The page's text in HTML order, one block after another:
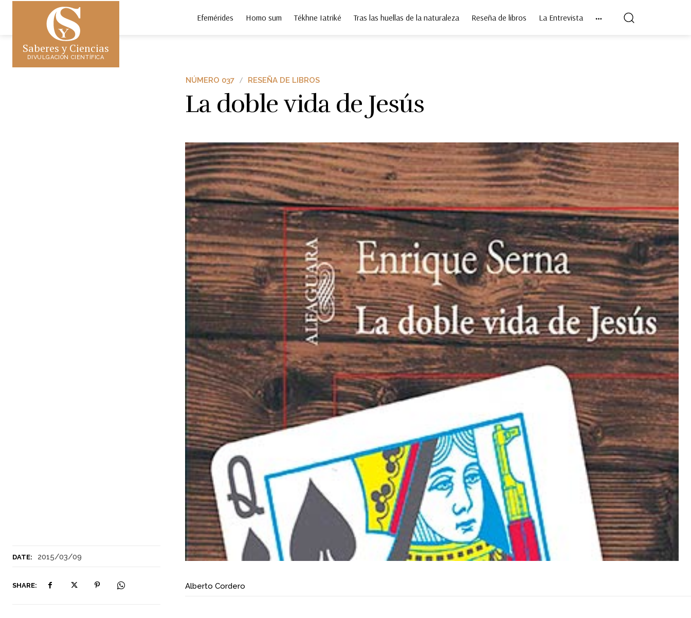
Saberes y Ciencias
DIVULGACIÓN CIENTÍFICA
Efemérides Homo sum Tékhne Iatriké Tras las huellas de la naturaleza Reseña de libros La Entrevista
DATE: 2015/03/09
SHARE:
NÚMERO 037 RESEÑA DE LIBROS
La doble vida de Jesús
Alberto Cordero